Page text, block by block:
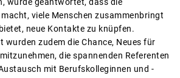
wurde geantwortet, dass die
viele Menschen zusammenbringt
neue Kontakte zu knüpfen.
wurden zudem die Chance, Neues für
die spannenden Referenten
mit Berufskolleginnen und -